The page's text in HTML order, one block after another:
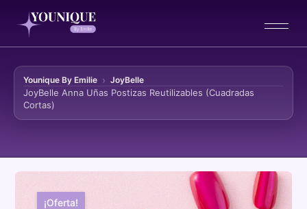
Younique By Emilie JoyBelle
JoyBelle Anna Uñas Postizas Reutilizables (Cuadradas
Cortas)
Ir al contenido
¡Oferta!